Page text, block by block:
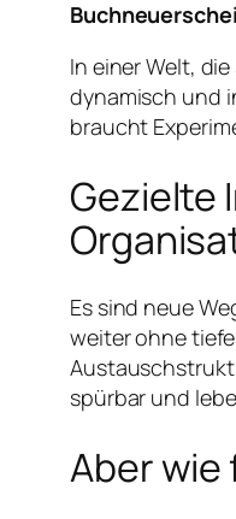
In einer Welt,
dynamisch und
braucht
Gezielte
Es sind neue
weiter ohne
spürbar und
Aber